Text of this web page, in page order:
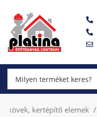
kertépítő elemek